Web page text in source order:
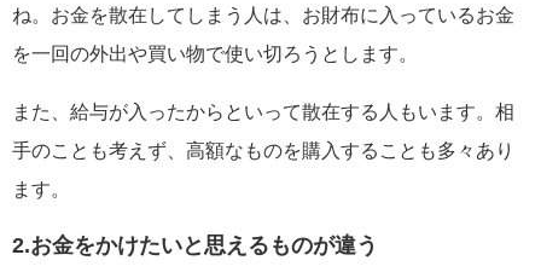
ね。お金を散在してしまう人は、お財布に入っているお金
を一回の外出や買い物で使い切ろうとします。
また、給与が入ったからといって散在する人もいます。相
手のことも考えず、高額なものを購入することも多々あり
ます。
2.お金をかけたいと思えるものが違う